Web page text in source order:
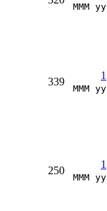
MMM yy
1
MMM yy
339
1
MMM yy
250